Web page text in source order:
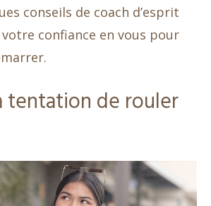
conseils de coach d’esprit
confiance en vous pour
tentation de rouler